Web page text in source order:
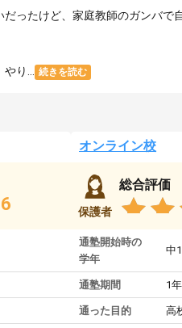
ったけど、家庭教師のガンバ
り... 続きを読む
オンライン校
保護者
総合評価
通塾開始時の
学年
中1
通塾期間 1
通った目的 高